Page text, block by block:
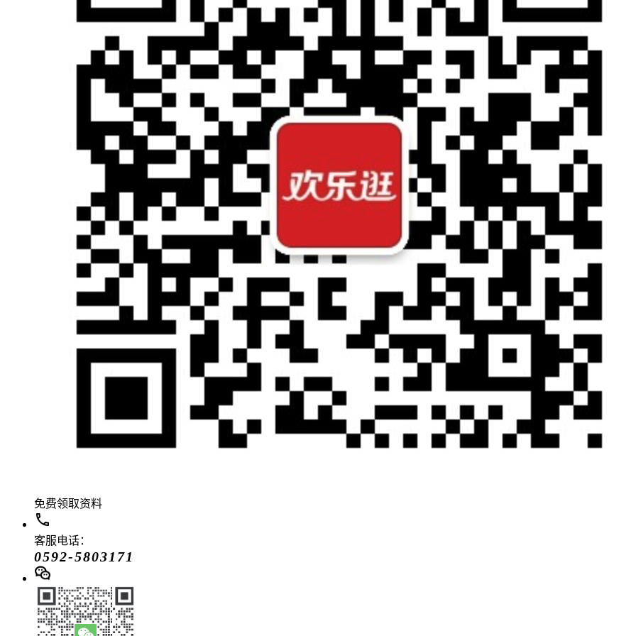
免费领取资料
客服电话：
0592-5803171